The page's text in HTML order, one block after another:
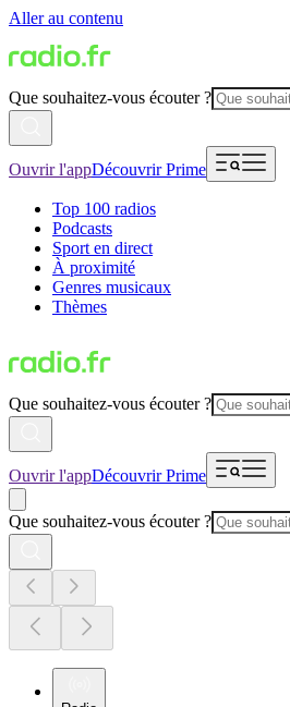
Aller au contenu
Que souhaitez-vous écouter ?
Ouvrir l'appDécouvrir Prime
Top 100 radios
Podcasts
Sport en direct
À proximité
Genres musicaux
Thèmes
Que souhaitez-vous écouter ?
Ouvrir l'appDécouvrir Prime
Que souhaitez-vous écouter ?